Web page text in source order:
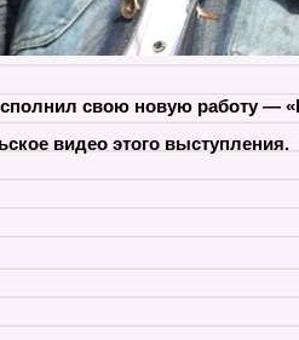
свою новую работу —
видео этого выступления.